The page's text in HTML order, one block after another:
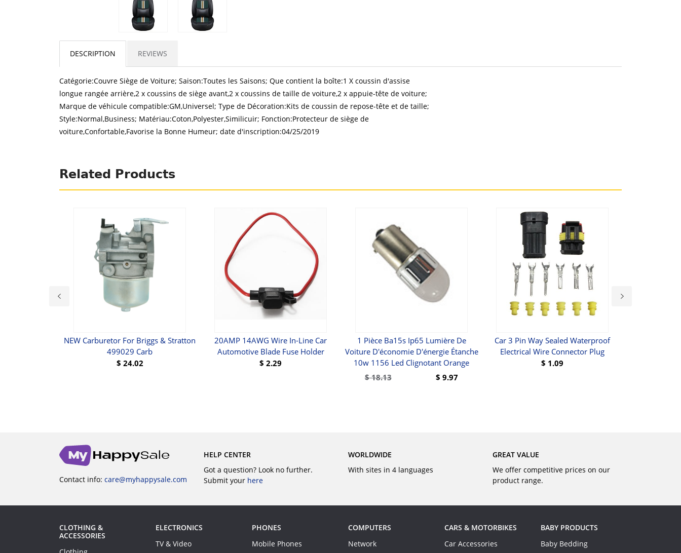
DESCRIPTION REVIEWS
Catégorie:Couvre Siège de Voiture; Saison:Toutes les Saisons; Que contient la boîte:1 X coussin d'assise
longue rangée arrière,2 x coussins de siège avant,2 x coussins de taille de voiture,2 x appuie-tête de voiture;
Marque de véhicule compatible:GM,Universel; Type de Décoration:Kits de coussin de repose-tête et de taille;
Style:Normal,Business; Matériau:Coton,Polyester,Similicuir; Fonction:Protecteur de siège de
voiture,Confortable,Favorise la Bonne Humeur; date d'inscription:04/25/2019
Related Products
NEW Carburetor For Briggs & Stratton
499029 Carb
$ 24.02
20AMP 14AWG Wire In-Line Car
Automotive Blade Fuse Holder
$ 2.29
1 Pièce Ba15s Ip65 Lumière De
Voiture D'économie D'énergie Étanche
10w 1156 Led Clignotant Orange
$18.13 $ 9.97
Car 3 Pin Way Sealed Waterproof
Electrical Wire Connector Plug
$ 1.09
Contact info: care@myhappysale.com
HELP CENTER
Got a question? Look no further.
Submit your here
WORLDWIDE
With sites in 4 languages
GREAT VALUE
We offer competitive prices on our
product range.
CLOTHING &
ACCESSORIES
ELECTRONICS
TV & Video
PHONES
Mobile Phones
COMPUTERS
Network
CARS & MOTORBIKES
Car Accessories
BABY PRODUCTS
Baby Bedding